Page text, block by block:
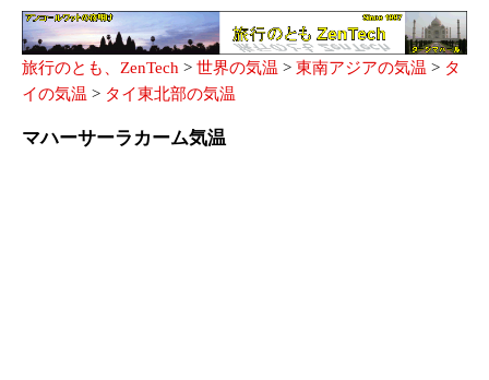
旅行のとも、ZenTech > 世界の気温 > 東南アジアの気温 > タ
イの気温 > タイ東北部の気温
マハーサーラカーム気温